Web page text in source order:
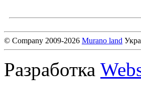
© Company 2009-2026 Murano land
Разработка